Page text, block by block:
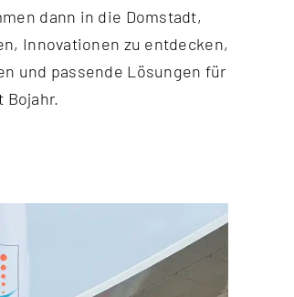
dann in die Domstadt,
Innovationen zu entdecken,
und passende Lösungen für
Bojahr.